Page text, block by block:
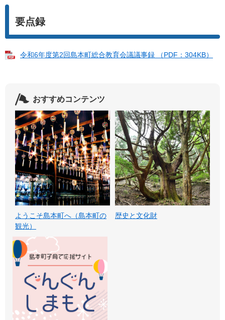
要点録
令和6年度第2回島本町総合教育会議議事録 （PDF：304KB）
おすすめコンテンツ
ようこそ島本町へ（島本町の
観光）
歴史と文化財